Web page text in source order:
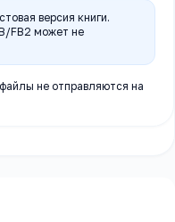
версия книги.
FB2 может не
не отправляются на